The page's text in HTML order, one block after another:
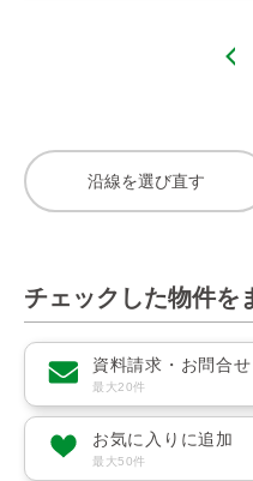
沿線を選び直す
チェックした物件を
資料請求・お問合せ
最大20件
お気に入りに追加
最大50件